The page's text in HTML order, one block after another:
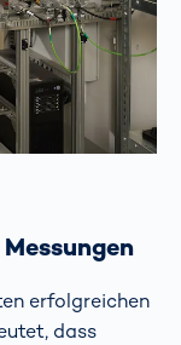
erfolgreichen
dass